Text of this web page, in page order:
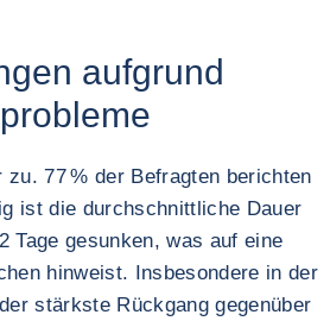
aufgrund
77 % der Befragten berichten
ist die durchschnittliche Dauer
Tage gesunken, was auf eine
hinweist. Insbesondere in der
stärkste Rückgang gegenüber